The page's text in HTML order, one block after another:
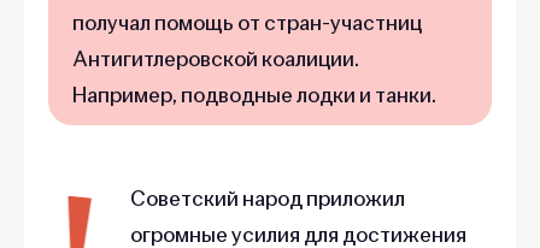
получал помощь от стран-участниц
Антигитлеровской коалиции.
Например, подводные лодки и танки.
Советский народ приложил
огромные усилия для достижения